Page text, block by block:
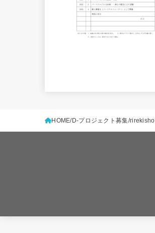
HOME D-プロジェクト募集 rirekisho